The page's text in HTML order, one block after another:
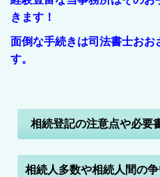
きます！
面倒な手続きは司法書士おお
す。
相続登記の注意点や必要
相続人多数や相続人間の